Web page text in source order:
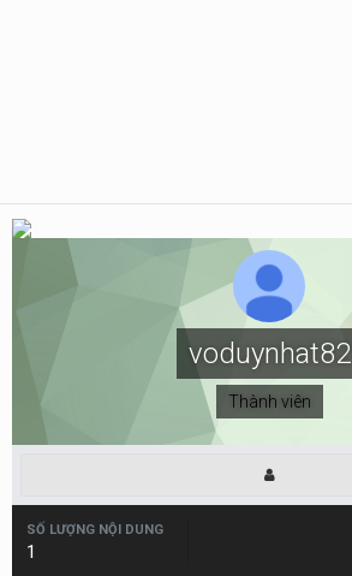
voduynhat82
Thành viên
SỐ LƯỢNG NỘI DUNG
1